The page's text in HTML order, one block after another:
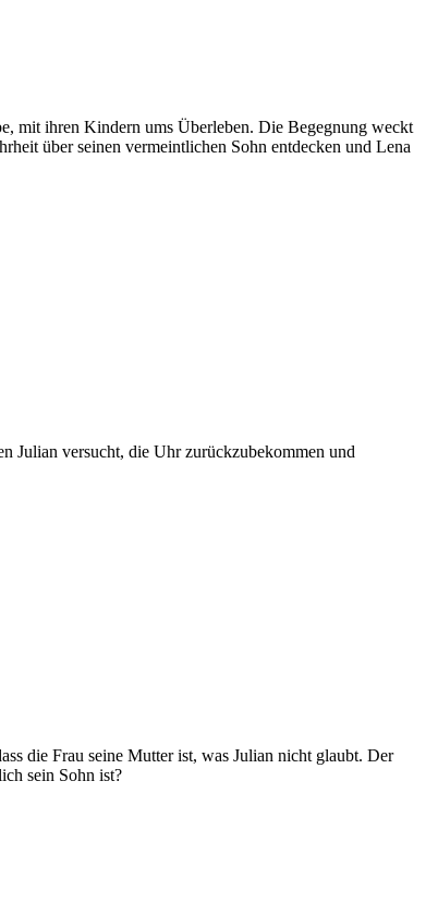
mit ihren Kindern ums Überleben. Die Begegnung weckt
über seinen vermeintlichen Sohn entdecken und Lena
Julian versucht, die Uhr zurückzubekommen und
die Frau seine Mutter ist, was Julian nicht glaubt. Der
sein Sohn ist?